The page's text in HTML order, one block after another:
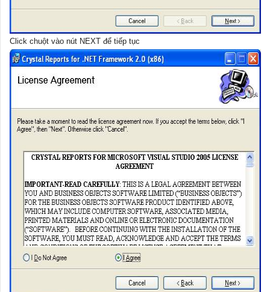
Click chuột vào nút NEXT để tiếp tục